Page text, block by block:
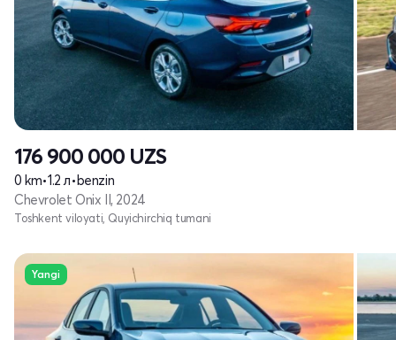
176 900 000 UZS
0 km•1.2 л•benzin
Chevrolet Onix II, 2024
Toshkent viloyati, Quyichirchiq tumani
Yangi